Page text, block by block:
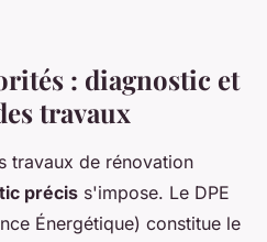
: diagnostic et
travaux
travaux de rénovation
précis s'impose. Le DPE
Énergétique) constitue le